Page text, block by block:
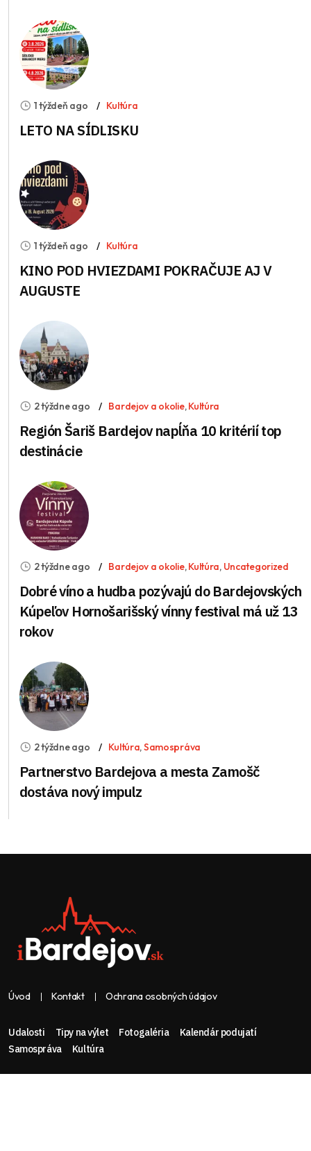
1 týždeň ago Kultúra
LETO NA SÍDLISKU
1 týždeň ago Kultúra
KINO POD HVIEZDAMI POKRAČUJE AJ V
AUGUSTE
2 týždne ago Bardejov a okolie,Kultúra
Región Šariš Bardejov napĺňa 10 kritérií top
destinácie
2 týždne ago Bardejov a okolie,Kultúra, Uncategorized
Dobré víno a hudba pozývajú do Bardejovských
Kúpeľov Hornošarišský vínny festival má už 13
rokov
2 týždne ago Kultúra,Samospráva
Partnerstvo Bardejova a mesta Zamošč
dostáva nový impulz
Úvod Kontakt Ochrana osobných údajov
Udalosti Tipy na výlet Fotogaléria
Kalendár podujatí
Samospráva
Kultúra